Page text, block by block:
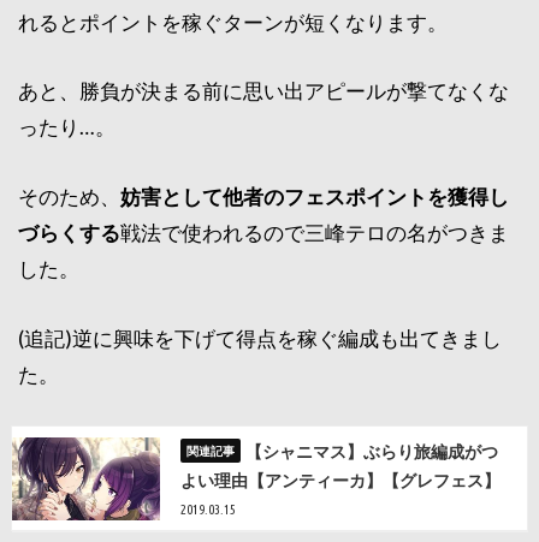
れるとポイントを稼ぐターンが短くなります。
あと、勝負が決まる前に思い出アピールが撃てなくな
ったり…。
そのため、妨害として他者のフェスポイントを獲得し
づらくする戦法で使われるので三峰テロの名がつきま
した。
(追記)逆に興味を下げて得点を稼ぐ編成も出てきまし
た。
【シャニマス】ぶらり旅編成がつ
よい理由【アンティーカ】【グレフェス】
2019.03.15